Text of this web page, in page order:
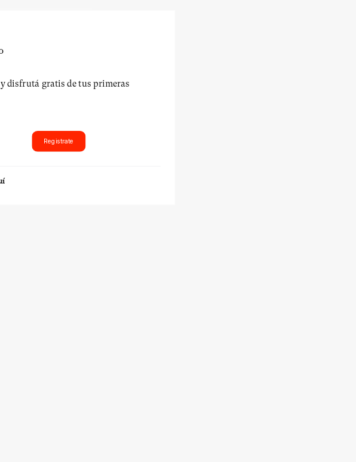
disfrutá gratis de tus primeras
Registrate